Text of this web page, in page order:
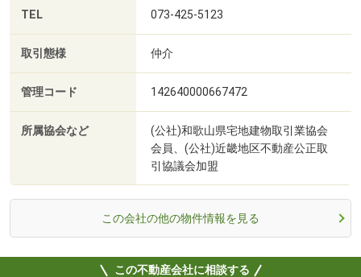
TEL 073-425-5123
取引態様 仲介
管理コード 142640000667472
所属協会など
(公社)和歌山県宅地建物取引業協会
会員、(公社)近畿地区不動産公正取
引協議会加盟
この会社の他の物件情報を見る
この不動産会社に相談する